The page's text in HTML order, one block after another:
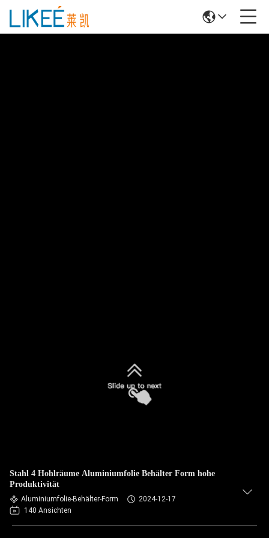
Stahl 4 Hohlräume Aluminiumfolie Behälter Form hohe
Produktivität
Aluminiumfolie-Behälter-Form
2024-12-17
140 Ansichten